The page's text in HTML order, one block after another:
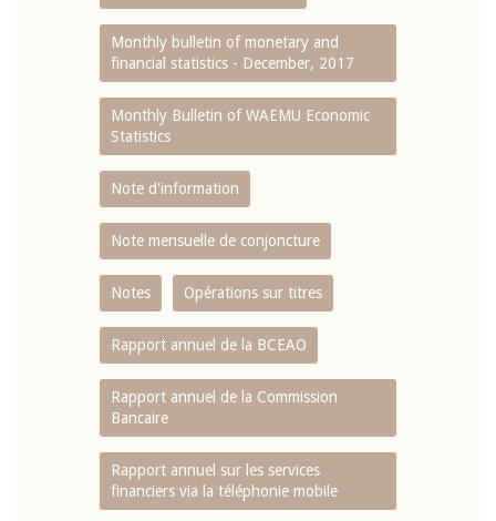
Monthly bulletin of monetary and
financial statistics - December, 2017
Monthly Bulletin of WAEMU Economic
Statistics
Note d'information
Note mensuelle de conjoncture
Notes Opérations sur titres
Rapport annuel de la BCEAO
Rapport annuel de la Commission
Bancaire
Rapport annuel sur les services
financiers via la téléphonie mobile